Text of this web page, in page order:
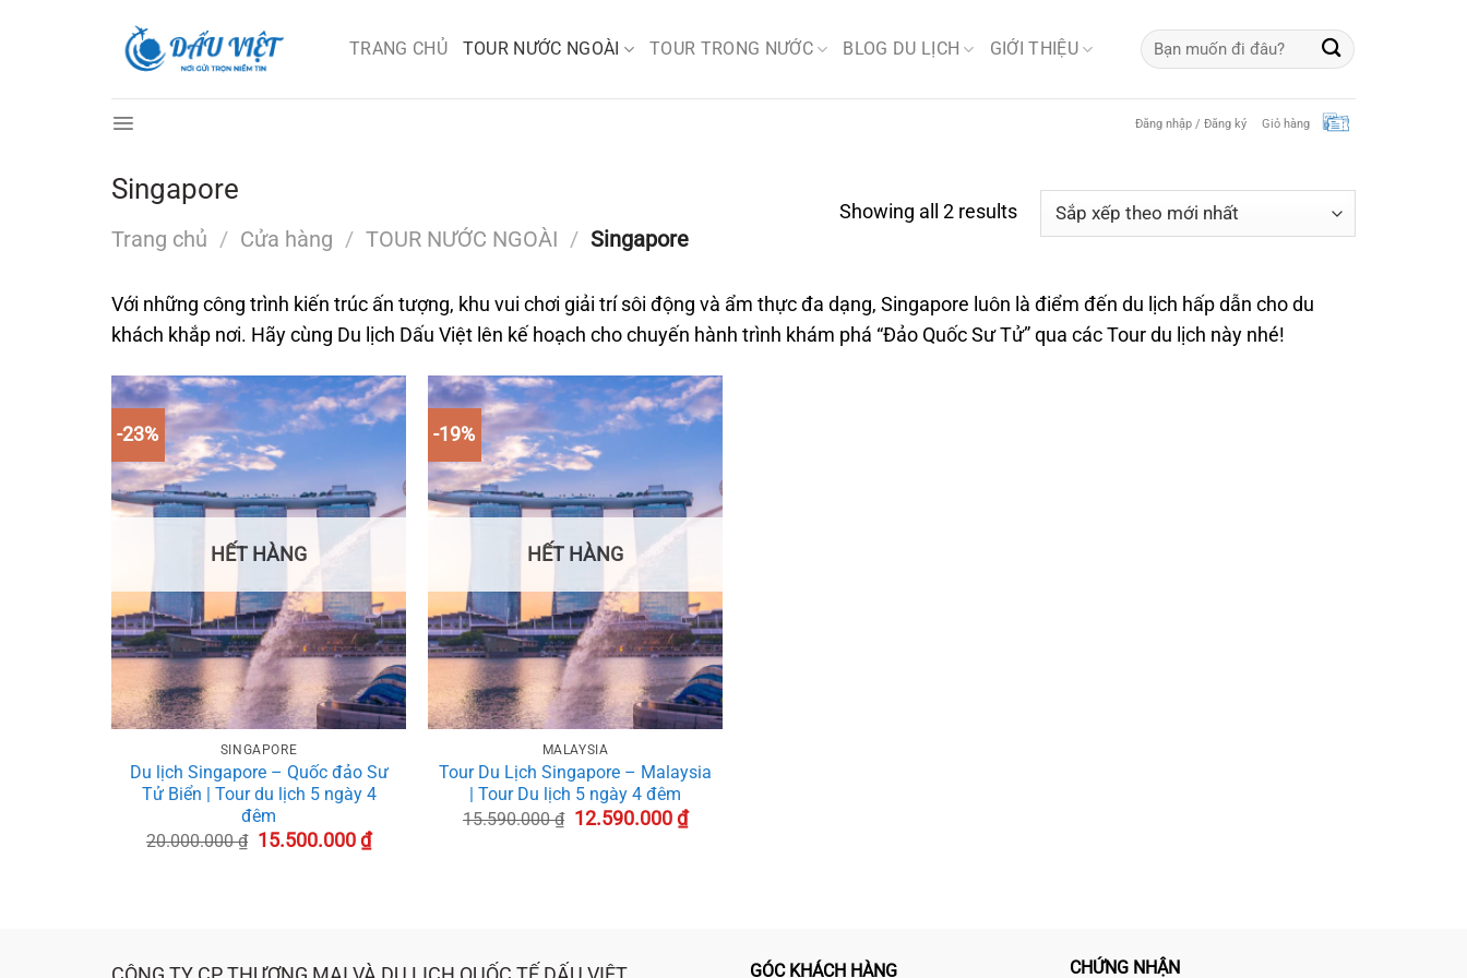
TRANG CHỦ TOUR NƯỚC NGOÀI TOUR TRONG NƯỚC BLOG DU LỊCH GIỚI THIỆU
Tìm
kiếm:
Đăng nhập / Đăng ký Giỏ hàng
Singapore
Trang chủ / Cửa hàng / TOUR NƯỚC NGOÀI / Singapore
Showing all 2 results
Với những công trình kiến trúc ấn tượng, khu vui chơi giải trí sôi động và ẩm thực đa dạng, Singapore luôn là điểm đến du lịch hấp dẫn cho du
khách khắp nơi. Hãy cùng Du lịch Dấu Việt lên kế hoạch cho chuyến hành trình khám phá “Đảo Quốc Sư Tử” qua các Tour du lịch này nhé!
-23%
+
HẾT HÀNG
SINGAPORE
Du lịch Singapore – Quốc đảo Sư
Tử Biển | Tour du lịch 5 ngày 4
đêm
20.000.000₫ Giá
gốc
15.500.000₫Giá
hiện
-19%
+
HẾT HÀNG
MALAYSIA
Tour Du Lịch Singapore – Malaysia
| Tour Du lịch 5 ngày 4 đêm
15.590.000₫ Giá
gốc
12.590.000₫Giá
hiện
GÓC KHÁCH HÀNG CHỨNG NHẬN